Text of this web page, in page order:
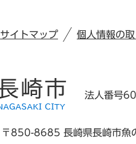
サイトマップ 個人情報の
法人番号
〒850-8685 長崎県長崎市魚